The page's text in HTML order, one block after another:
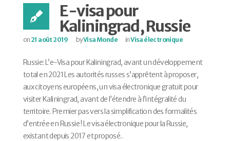
E-visa pour
Kaliningrad, Russie
on 21 août 2019 byVisa Monde inVisa électronique
Russie: L’e-Visa pour Kaliningrad, avant un développement
total en 2021 Les autorités russes s’apprêtent à proposer,
aux citoyens européens, un visa électronique gratuit pour
visiter Kaliningrad, avant de l’étendre à l’intégralité du
territoire. Premier pas vers la simplification des formalités
d’entrée en Russie ! Le visa électronique pour la Russie,
existant depuis 2017 et proposé..